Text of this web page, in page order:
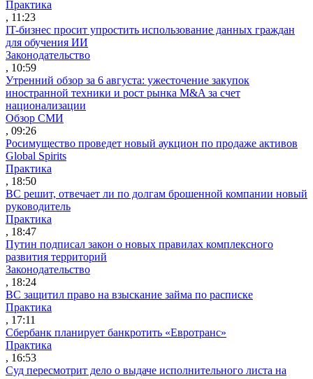
Практика
, 11:23
IT-бизнес просит упростить использование данных граждан
для обучения ИИ
Законодательство
, 10:59
Утренний обзор за 6 августа: ужесточение закупок
иностранной техники и рост рынка M&A за счет
национализации
Обзор СМИ
, 09:26
Росимущество проведет новый аукцион по продаже активов
Global Spirits
Практика
, 18:50
ВС решит, отвечает ли по долгам брошенной компании новый
руководитель
Практика
, 18:47
Путин подписал закон о новых правилах комплексного
развития территорий
Законодательство
, 18:24
ВС защитил право на взыскание займа по расписке
Практика
, 17:11
Сбербанк планирует банкротить «Евротранс»
Практика
, 16:53
Суд пересмотрит дело о выдаче исполнительного листа на